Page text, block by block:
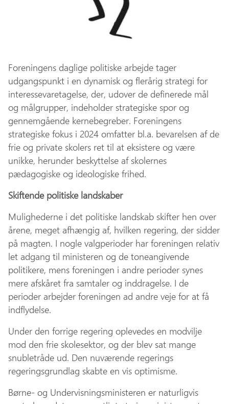
Foreningens daglige politiske arbejde tager
udgangspunkt i en dynamisk og flerårig strategi for
interessevaretagelse, der, udover de definerede mål
og målgrupper, indeholder strategiske spor og
gennemgående kernebegreber. Foreningens
strategiske fokus i 2024 omfatter bl.a. bevarelsen af de
frie og private skolers ret til at eksistere og være
unikke, herunder beskyttelse af skolernes
pædagogiske og ideologiske frihed.
Skiftende politiske landskaber
Mulighederne i det politiske landskab skifter hen over
årene, meget afhængig af, hvilken regering, der sidder
på magten. I nogle valgperioder har foreningen relativ
let adgang til ministeren og de toneangivende
politikere, mens foreningen i andre perioder synes
mere afskåret fra samtaler og inddragelse. I de
perioder arbejder foreningen ad andre veje for at få
indflydelse.
Under den forrige regering oplevedes en modvilje
mod den frie skolesektor, og der blev sat mange
snubletråde ud. Den nuværende regerings
regeringsgrundlag skabte en vis optimisme.
Børne- og Undervisningsministeren er naturligvis